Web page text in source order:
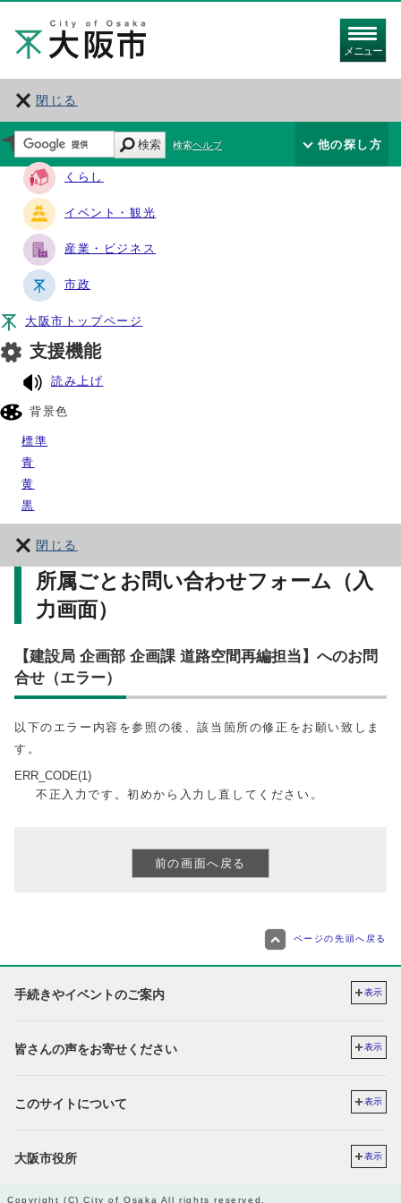
メニュー
閉じる
サイト・ナビ
くらし
イベント・観光
産業・ビジネス
市政
大阪市トップページ
支援機能
読み上げ
背景色
標準
青
黄
黒
閉じる
検索 検索ヘルプ 他の探し方
所属ごとお問い合わせフォーム（入
力画面）
【建設局 企画部 企画課 道路空間再編担当】へのお問
合せ（エラー）
以下のエラー内容を参照の後、該当箇所の修正をお願い致しま
す。
ERR_CODE(1)
不正入力です。初めから入力し直してください。
ページの先頭へ戻る
手続きやイベントのご案内 表示
皆さんの声をお寄せください 表示
このサイトについて 表示
大阪市役所 表示
Copyright (C) City of Osaka All rights reserved.